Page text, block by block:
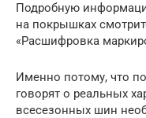
Подробную
на покрышках
«Расшифровка
Именно потому, что
говорят о реальных
всесезонных шин